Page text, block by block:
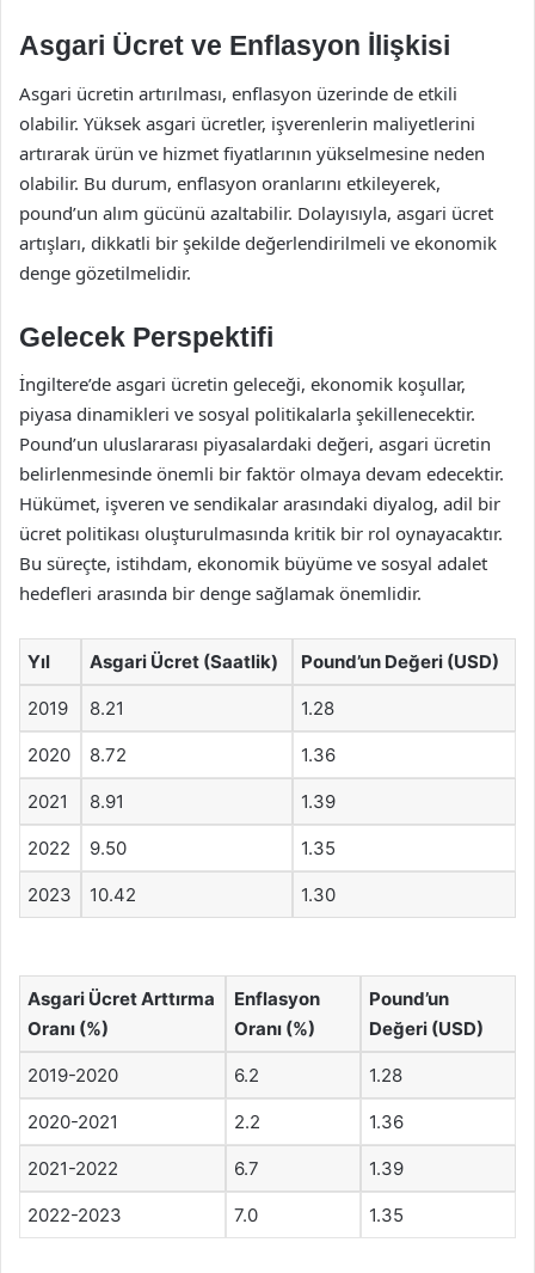
Asgari Ücret ve Enflasyon İlişkisi
Asgari ücretin artırılması, enflasyon üzerinde de etkili
olabilir. Yüksek asgari ücretler, işverenlerin maliyetlerini
artırarak ürün ve hizmet fiyatlarının yükselmesine neden
olabilir. Bu durum, enflasyon oranlarını etkileyerek,
pound’un alım gücünü azaltabilir. Dolayısıyla, asgari ücret
artışları, dikkatli bir şekilde değerlendirilmeli ve ekonomik
denge gözetilmelidir.
Gelecek Perspektifi
İngiltere’de asgari ücretin geleceği, ekonomik koşullar,
piyasa dinamikleri ve sosyal politikalarla şekillenecektir.
Pound’un uluslararası piyasalardaki değeri, asgari ücretin
belirlenmesinde önemli bir faktör olmaya devam edecektir.
Hükümet, işveren ve sendikalar arasındaki diyalog, adil bir
ücret politikası oluşturulmasında kritik bir rol oynayacaktır.
Bu süreçte, istihdam, ekonomik büyüme ve sosyal adalet
hedefleri arasında bir denge sağlamak önemlidir.
Yıl Asgari Ücret (Saatlik) Pound’un Değeri (USD)
2019 8.21 1.28
2020 8.72 1.36
2021 8.91 1.39
2022 9.50 1.35
2023 10.42 1.30
Asgari Ücret Arttırma
Oranı (%)
Enflasyon
Oranı (%)
Pound’un
Değeri (USD)
2019-2020 6.2 1.28
2020-2021 2.2 1.36
2021-2022 6.7 1.39
2022-2023 7.0 1.35